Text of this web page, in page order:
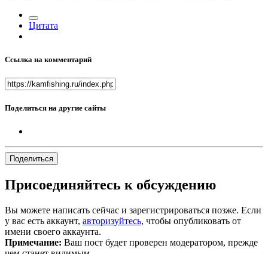
Цитата
Ссылка на комментарий
Поделиться на другие сайты
Поделиться
Присоединяйтесь к обсуждению
Вы можете написать сейчас и зарегистрироваться позже. Если
у вас есть аккаунт, авторизуйтесь, чтобы опубликовать от
имени своего аккаунта.
Примечание: Ваш пост будет проверен модератором, прежде